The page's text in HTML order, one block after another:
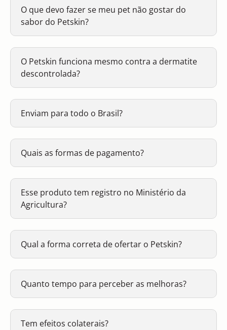
O que devo fazer se meu pet não gostar do
sabor do Petskin?
O Petskin funciona mesmo contra a dermatite
descontrolada?
Enviam para todo o Brasil?
Quais as formas de pagamento?
Esse produto tem registro no Ministério da
Agricultura?
Qual a forma correta de ofertar o Petskin?
Quanto tempo para perceber as melhoras?
Tem efeitos colaterais?